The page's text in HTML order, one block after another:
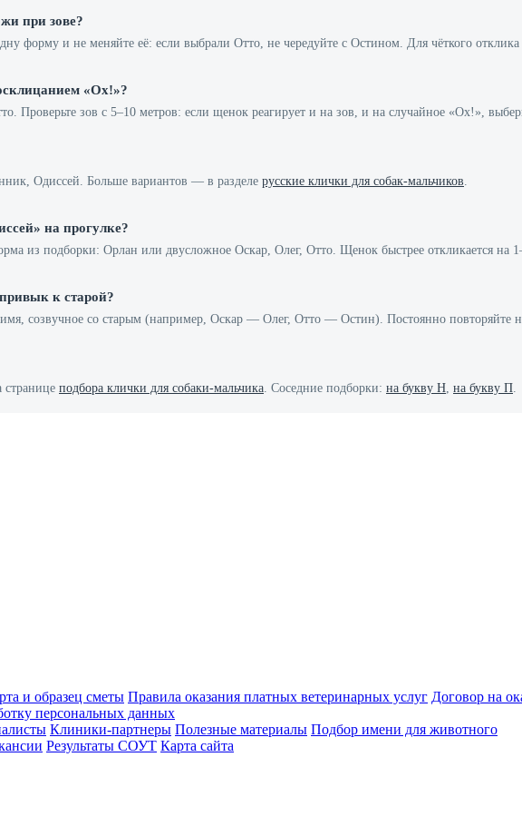
при зове?
форму и не меняйте её: если выбрали Отто, не чередуйте с Остином. Для чёткого
«Ох!»?
Проверьте зов с 5–10 метров: если щенок реагирует и на зов, и на случайное «Ох!»,
Одиссей. Больше вариантов — в разделе русские клички для собак-мальчиков
на прогулке?
из подборки: Орлан или двусложное Оскар, Олег, Отто. Щенок быстрее откликается на
к старой?
созвучное со старым (например, Оскар — Олег, Отто — Остин). Постоянно
странице подбора клички для собаки-мальчика . Соседние подборки: на букву Н на букву П
и образец сметы Правила оказания платных ветеринарных услуг Договор на
персональных данных
Клиники-партнеры Полезные материалы Подбор имени для животного
Результаты СОУТ Карта сайта